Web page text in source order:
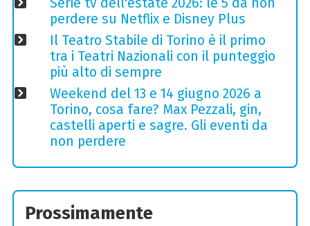
Serie tv dell'estate 2026: le 5 da non
perdere su Netflix e Disney Plus
Il Teatro Stabile di Torino è il primo
tra i Teatri Nazionali con il punteggio
più alto di sempre
Weekend del 13 e 14 giugno 2026 a
Torino, cosa fare? Max Pezzali, gin,
castelli aperti e sagre. Gli eventi da
non perdere
Prossimamente